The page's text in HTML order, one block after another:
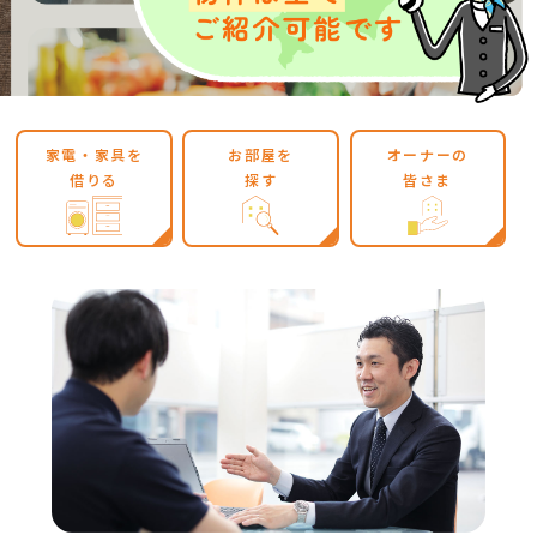
家電・家具を
借りる
お部屋を
探す
オーナーの
皆さま